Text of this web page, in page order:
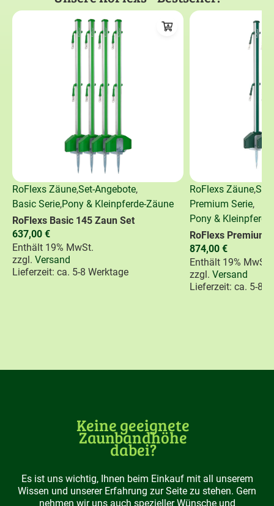
RoFlexs Zäune,Set-Angebote,
Basic Serie,Pony & Kleinpferde-Zäune
RoFlexs Basic 145 Zaun Set
637,00 €
Enthält 19% MwSt.
zzgl. Versand
Lieferzeit: ca. 5-8 Werktage
RoFlexs Zäune,
Premium Serie,
Pony &
RoFlexs Premium
874,00 €
Enthält 19% MwSt.
zzgl. Versand
Lieferzeit: ca. 5-8
Keine geeignete
Zaunbandhöhe
dabei?
Es ist uns wichtig, Ihnen beim Einkauf mit all unserem
Wissen und unserer Erfahrung zur Seite zu stehen. Gern
nehmen wir uns auch spezieller Wünsche und